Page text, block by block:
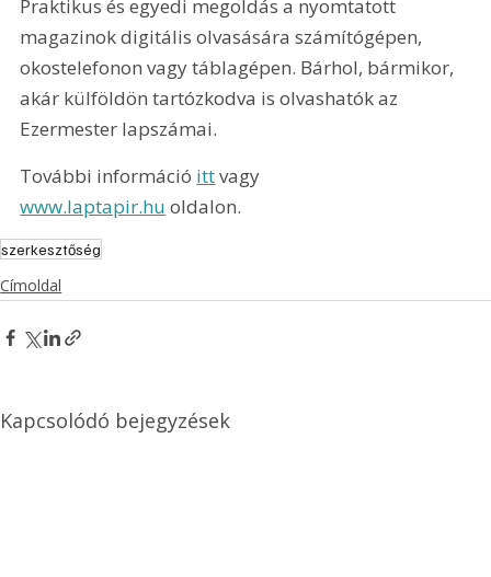
Praktikus és egyedi megoldás a nyomtatott
magazinok digitális olvasására számítógépen,
okostelefonon vagy táblagépen. Bárhol, bármikor,
akár külföldön tartózkodva is olvashatók az
Ezermester lapszámai.
További információ itt vagy
www.laptapir.hu oldalon.
szerkesztőség
Címoldal
Kapcsolódó bejegyzések